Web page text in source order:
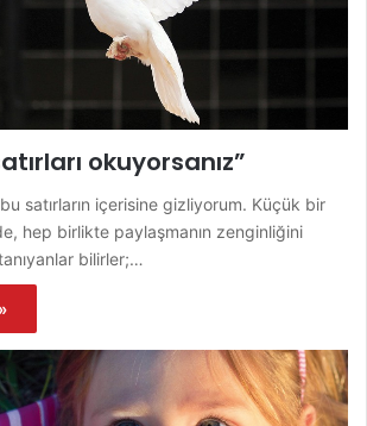
okuyorsanız”
satırların içerisine gizliyorum. Küçük bir
hep birlikte paylaşmanın zenginliğini
bilirler;…